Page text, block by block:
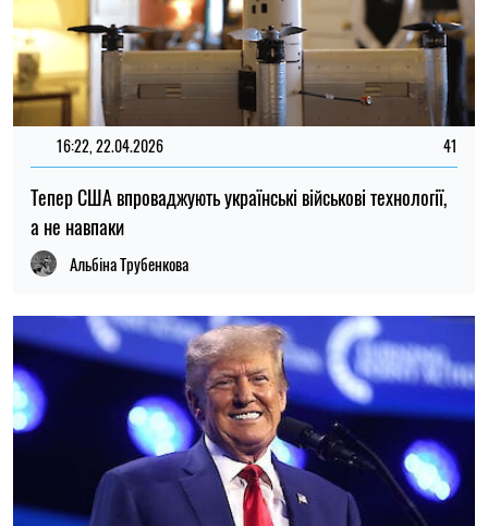
16:22, 22.04.2026 41
Тепер США впроваджують українські військові технології,
а не навпаки
Альбіна Трубенкова